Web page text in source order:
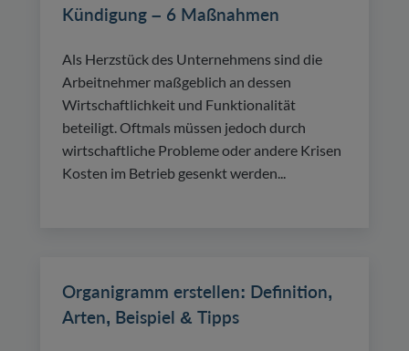
Kündigung – 6 Maßnahmen
Als Herzstück des Unternehmens sind die
Arbeitnehmer maßgeblich an dessen
Wirtschaftlichkeit und Funktionalität
beteiligt. Oftmals müssen jedoch durch
wirtschaftliche Probleme oder andere Krisen
Kosten im Betrieb gesenkt werden...
Organigramm erstellen: Definition,
Arten, Beispiel & Tipps